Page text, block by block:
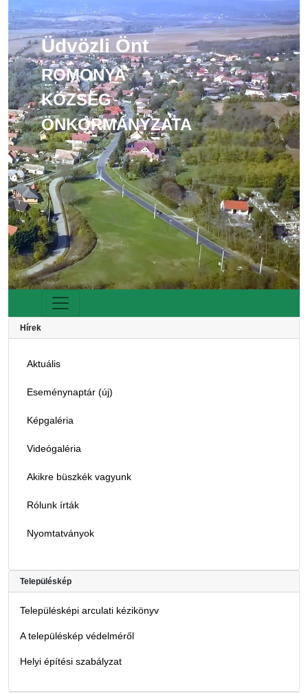
Üdvözli Önt
ROMONYA
KÖZSÉG
ÖNKORMÁNYZATA
Hírek
Aktuális
Eseménynaptár (új)
Képgaléria
Videógaléria
Akikre büszkék vagyunk
Rólunk írták
Nyomtatványok
Településkép
Településképi arculati kézikönyv
A településkép védelméről
Helyi építési szabályzat